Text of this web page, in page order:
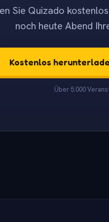
Sie Quizado
noch heute Abend
Kostenlos
Über 5.000